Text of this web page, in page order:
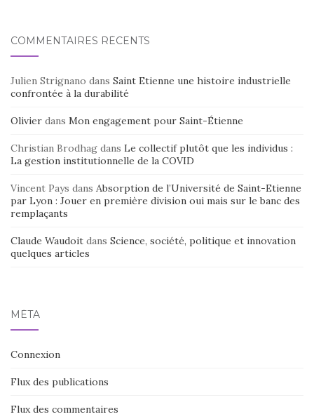
COMMENTAIRES RÉCENTS
Julien Strignano dans Saint Etienne une histoire industrielle
confrontée à la durabilité
Olivier dans Mon engagement pour Saint-Étienne
Christian Brodhag dans Le collectif plutôt que les individus :
La gestion institutionnelle de la COVID
Vincent Pays dans Absorption de l’Université de Saint-Etienne
par Lyon : Jouer en première division oui mais sur le banc des
remplaçants
Claude Waudoit dans Science, société, politique et innovation
quelques articles
MÉTA
Connexion
Flux des publications
Flux des commentaires